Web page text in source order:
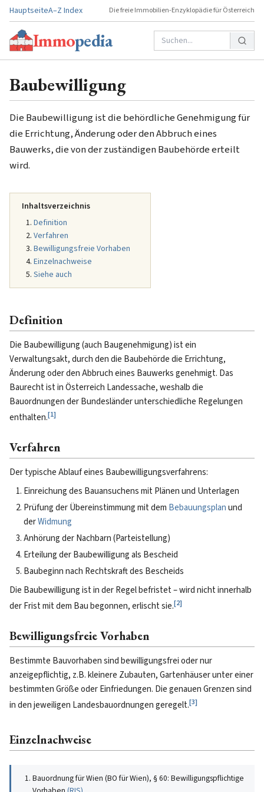
HauptseiteA–Z Index Die freie Immobilien-Enzyklopädie für Österreich
Immopedia
Baubewilligung
Die Baubewilligung ist die behördliche Genehmigung für
die Errichtung, Änderung oder den Abbruch eines
Bauwerks, die von der zuständigen Baubehörde erteilt
wird.
Inhaltsverzeichnis
Definition
Verfahren
Bewilligungsfreie Vorhaben
Einzelnachweise
Siehe auch
Definition
Die Baubewilligung (auch Baugenehmigung) ist ein
Verwaltungsakt, durch den die Baubehörde die Errichtung,
Änderung oder den Abbruch eines Bauwerks genehmigt. Das
Baurecht ist in Österreich Landessache, weshalb die
Bauordnungen der Bundesländer unterschiedliche Regelungen
enthalten.[1]
Verfahren
Der typische Ablauf eines Baubewilligungsverfahrens:
Einreichung des Bauansuchens mit Plänen und Unterlagen
Prüfung der Übereinstimmung mit dem Bebauungsplanund
derWidmung
Anhörung der Nachbarn (Parteistellung)
Erteilung der Baubewilligung als Bescheid
Baubeginn nach Rechtskraft des Bescheids
Die Baubewilligung ist in der Regel befristet – wird nicht innerhalb
der Frist mit dem Bau begonnen, erlischt sie.[2]
Bewilligungsfreie Vorhaben
Bestimmte Bauvorhaben sind bewilligungsfrei oder nur
anzeigepflichtig, z.B. kleinere Zubauten, Gartenhäuser unter einer
bestimmten Größe oder Einfriedungen. Die genauen Grenzen sind
in den jeweiligen Landesbauordnungen geregelt.[3]
Einzelnachweise
Bauordnung für Wien (BO für Wien), § 60: Bewilligungspflichtige